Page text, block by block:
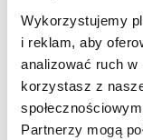
Wykorzystujemy
i reklam, aby
analizować ruch
korzystasz z
Partnerzy mogą